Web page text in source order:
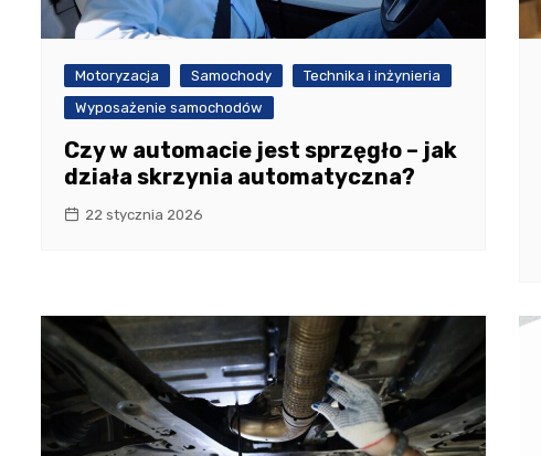
Motoryzacja Samochody
Technika i inżynieria
Wyposażenie samochodów
Czy w automacie jest sprzęgło – jak
działa skrzynia automatyczna?
22 stycznia 2026